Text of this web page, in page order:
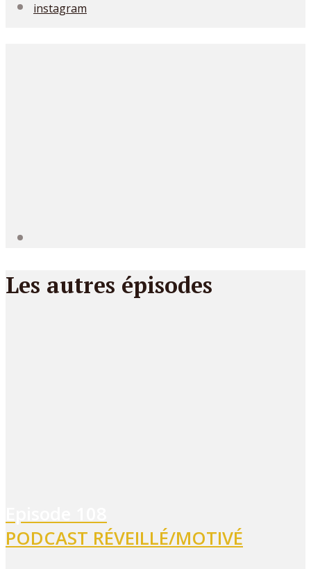
instagram
Les autres épisodes
PODCAST RÉVEILLÉ/MOTIVÉ